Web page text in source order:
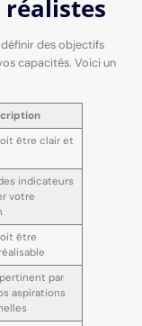
réalistes
des objectifs
capacités. Voici un
être clair et
indicateurs
votre
être
par
aspirations